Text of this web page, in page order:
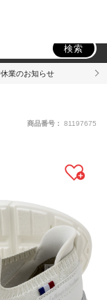
検索
業のお知らせ
商品番号： 81197675